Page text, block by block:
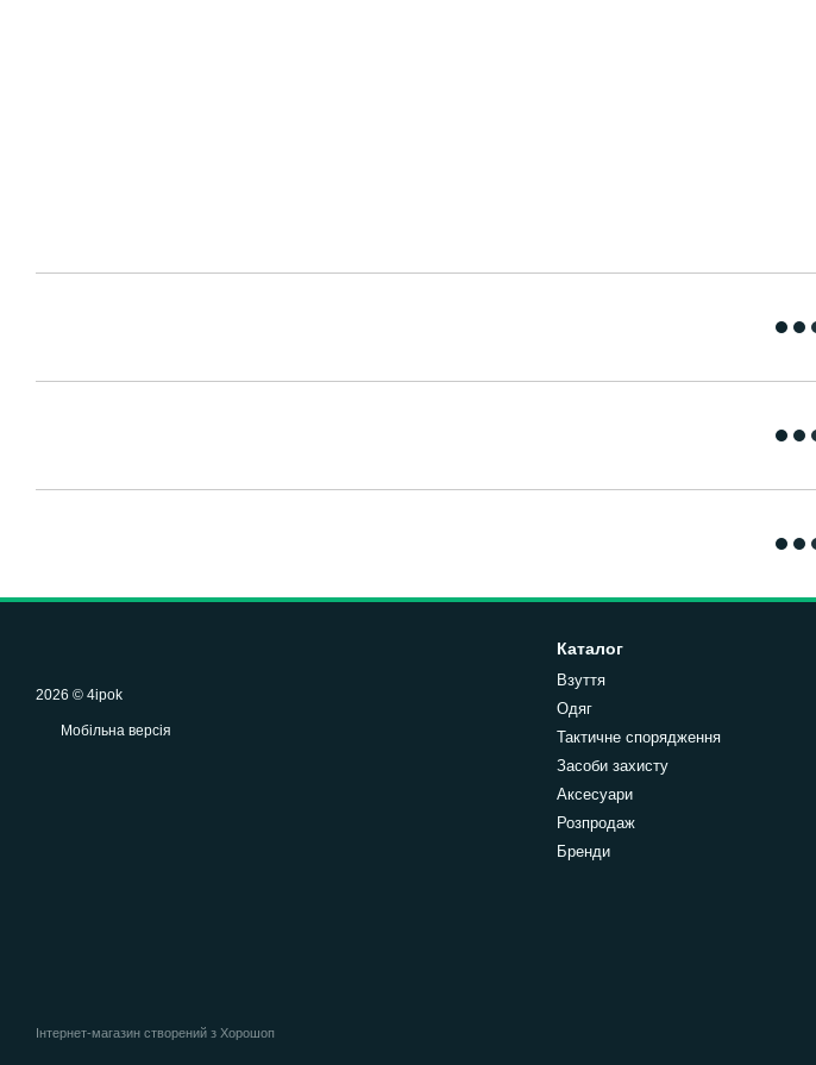
2026 © 4ipok
Мобільна версія
Інтернет-магазин створений з Хорошоп
Каталог
Взуття
Одяг
Тактичне спорядження
Засоби захисту
Аксесуари
Розпродаж
Бренди